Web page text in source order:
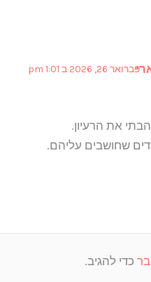
פברואר 26, 2026 ב 1:01 pm
את הרעיון.
שחושבים עליהם.
כדי להגיב.